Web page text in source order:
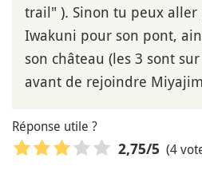
trail" ). Sinon tu peux aller
Iwakuni pour son pont,
son château (les 3 sont
avant de rejoindre
Réponse utile ?
2,75/5 (4